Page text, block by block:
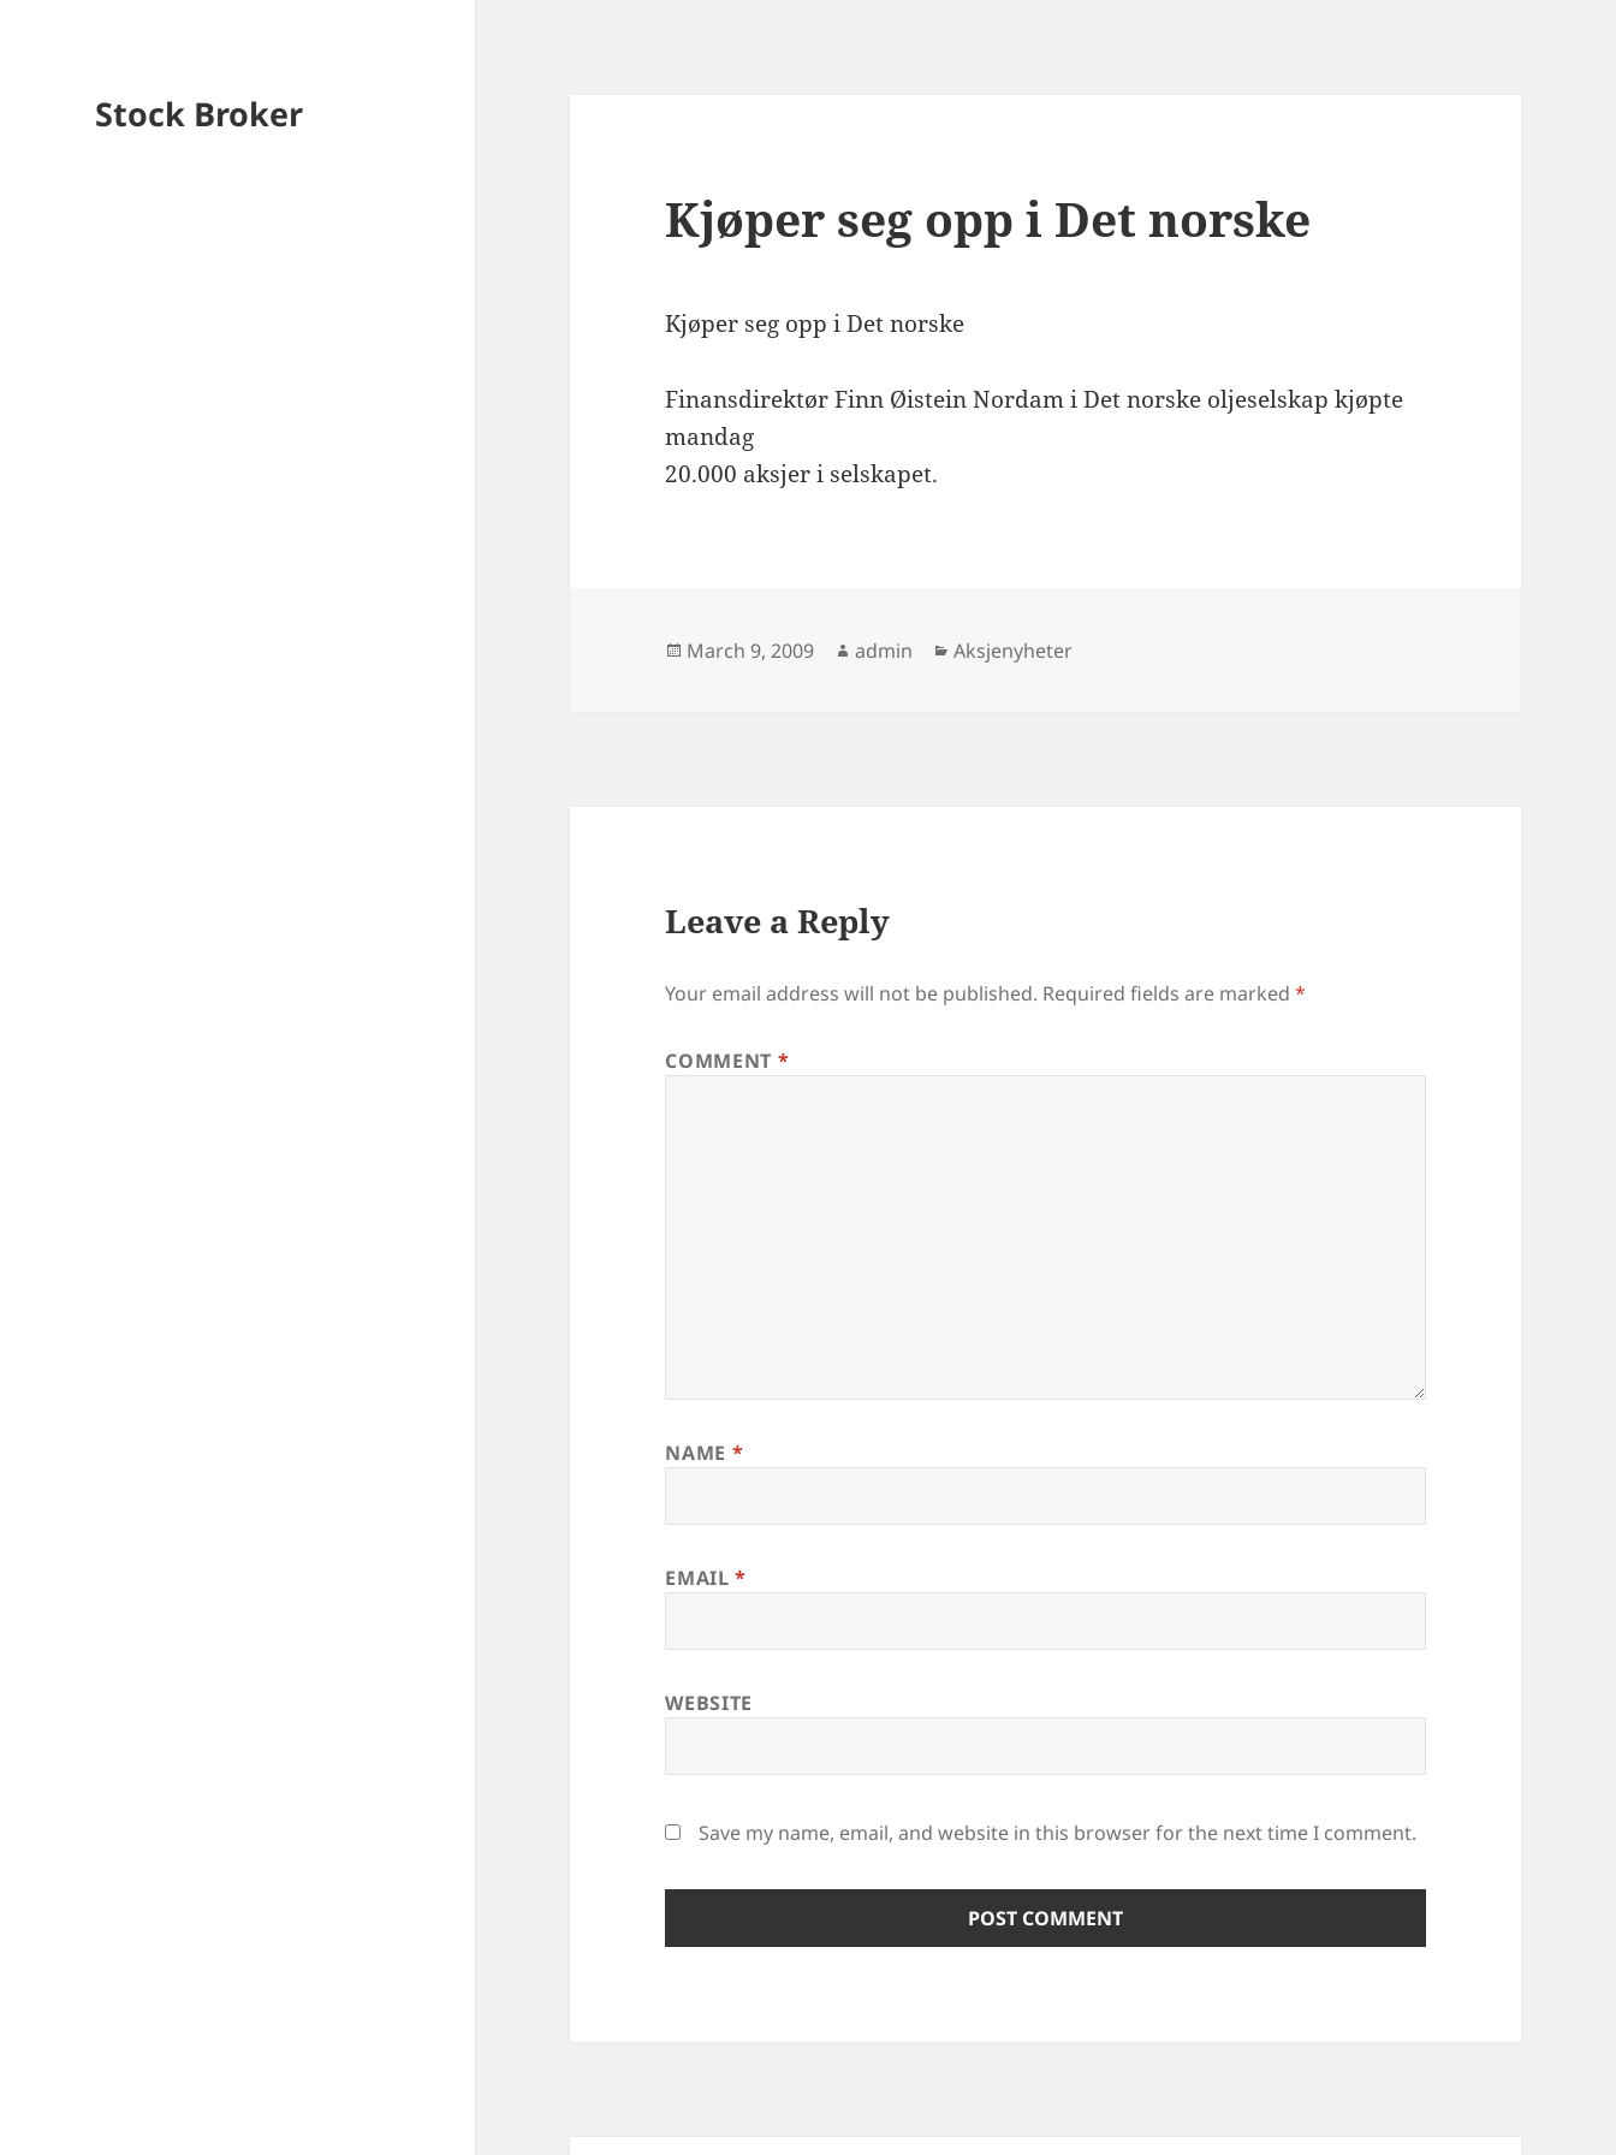
Stock Broker
Kjøper seg opp i Det norske
Kjøper seg opp i Det norske
Finansdirektør Finn Øistein Nordam i Det norske oljeselskap kjøpte
mandag
20.000 aksjer i selskapet.
Posted
March 9, 2009 Author
admin Categories
Aksjenyheter
Leave a Reply
Your email address will not be published. Required fields are marked*
COMMENT *
NAME *
EMAIL*
WEBSITE
Save my name, email, and website in this browser for the next time I comment.